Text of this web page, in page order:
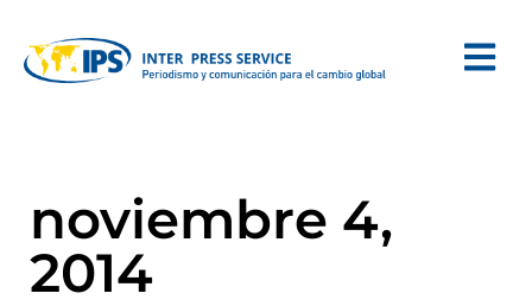
noviembre 4,
2014